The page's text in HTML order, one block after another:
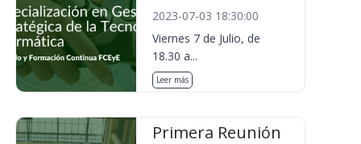
2023-07-03 18:30:00
Viernes 7 de Julio, de
18.30 a...
Leer más
Primera Reunión